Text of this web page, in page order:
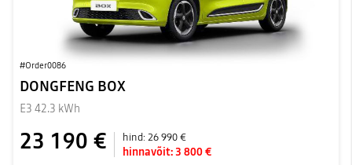
#Order0086
DONGFENG BOX
E3 42.3 kWh
23 190 € hind:26 990 €
hinnavõit:3 800 €